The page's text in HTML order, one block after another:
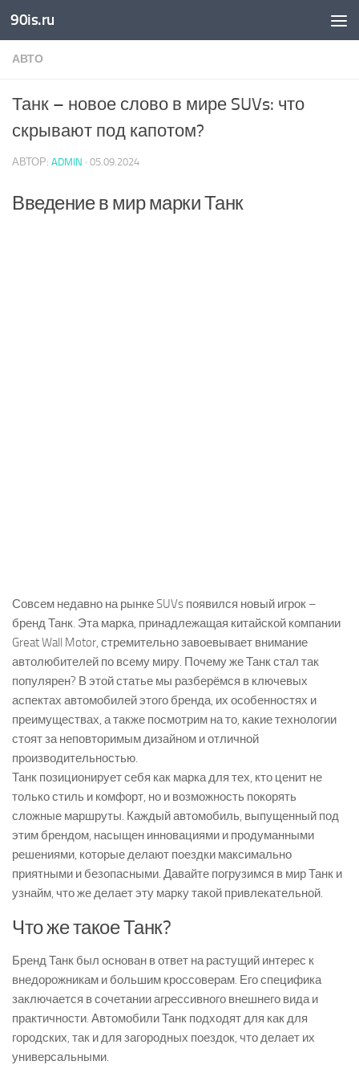
Skip to content
90is.ru
АВТО
Танк – новое слово в мире SUVs: что
скрывают под капотом?
АВТОР: ADMIN · 05.09.2024
Введение в мир марки Танк
Совсем недавно на рынке SUVs появился новый игрок –
бренд Танк. Эта марка, принадлежащая китайской компании
Great Wall Motor, стремительно завоевывает внимание
автолюбителей по всему миру. Почему же Танк стал так
популярен? В этой статье мы разберёмся в ключевых
аспектах автомобилей этого бренда, их особенностях и
преимуществах, а также посмотрим на то, какие технологии
стоят за неповторимым дизайном и отличной
производительностью.
Танк позиционирует себя как марка для тех, кто ценит не
только стиль и комфорт, но и возможность покорять
сложные маршруты. Каждый автомобиль, выпущенный под
этим брендом, насыщен инновациями и продуманными
решениями, которые делают поездки максимально
приятными и безопасными. Давайте погрузимся в мир Танк и
узнайм, что же делает эту марку такой привлекательной.
Что же такое Танк?
Бренд Танк был основан в ответ на растущий интерес к
внедорожникам и большим кроссоверам. Его специфика
заключается в сочетании агрессивного внешнего вида и
практичности. Автомобили Танк подходят для как для
городских, так и для загородных поездок, что делает их
универсальными.